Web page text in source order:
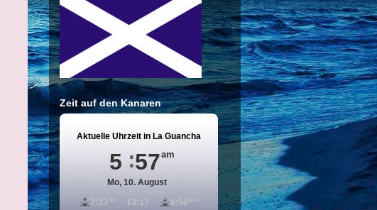
Zeit auf den Kanaren
Aktuelle Uhrzeit in La Guancha
5 57am
Mo, 10. August
7:33
am 13:17 8:50 pm